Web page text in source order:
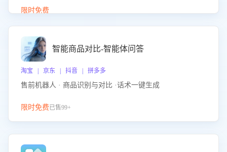
限时免费
智能商品对比-智能体问答
淘宝 | 京东 | 抖音 | 拼多多
售前机器人 · 商品识别与对比 ·话术一键生成
限时免费已售99+